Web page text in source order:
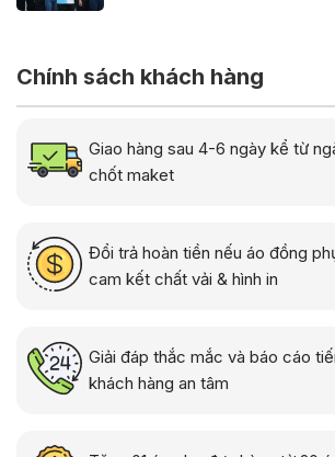
Chính sách khách hàng
Giao hàng sau 4-6 ngày kể từ
chốt maket
Đổi trả hoàn tiền nếu áo đồng
cam kết chất vải & hình in
Giải đáp thắc mắc và báo cáo
khách hàng an tâm